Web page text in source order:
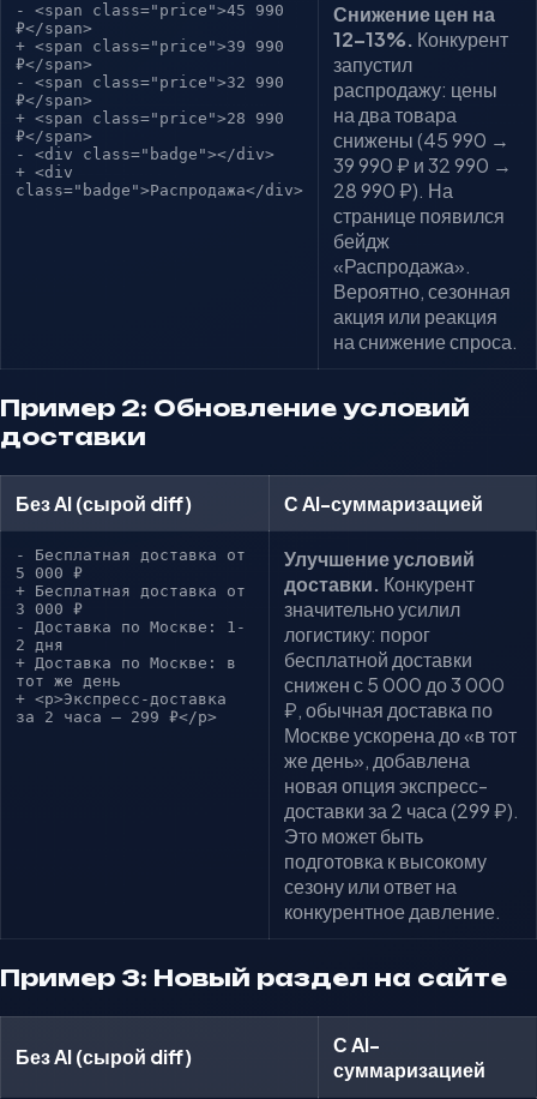
- <span class="price">45 990
₽</span>
+ <span class="price">39 990
₽</span>
- <span class="price">32 990
₽</span>
+ <span class="price">28 990
₽</span>
- <div class="badge"></div>
+ <div
class="badge">Распродажа</div>
Снижение цен на
12–13%. Конкурент
запустил
распродажу: цены
на два товара
снижены (45 990 →
39 990 ₽ и 32 990 →
28 990 ₽). На
странице появился
бейдж
«Распродажа».
Вероятно, сезонная
акция или реакция
на снижение спроса.
Пример 2: Обновление условий
доставки
Без AI (сырой diff) С AI-суммаризацией
- Бесплатная доставка от
5 000 ₽
+ Бесплатная доставка от
3 000 ₽
- Доставка по Москве: 1-
2 дня
+ Доставка по Москве: в
тот же день
+ <p>Экспресс-доставка
за 2 часа — 299 ₽</p>
Улучшение условий
доставки. Конкурент
значительно усилил
логистику: порог
бесплатной доставки
снижен с 5 000 до 3 000
₽, обычная доставка по
Москве ускорена до «в тот
же день», добавлена
новая опция экспресс-
доставки за 2 часа (299 ₽).
Это может быть
подготовка к высокому
сезону или ответ на
конкурентное давление.
Пример 3: Новый раздел на сайте
Без AI (сырой diff)
С AI-
суммаризацией